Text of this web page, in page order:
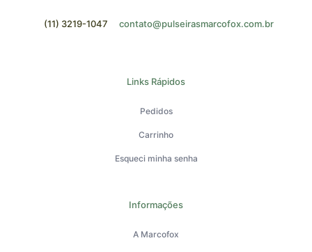
(11) 3219-1047 contato@pulseirasmarcofox.com.br
Links Rápidos
Pedidos
Carrinho
Esqueci minha senha
Informações
A Marcofox